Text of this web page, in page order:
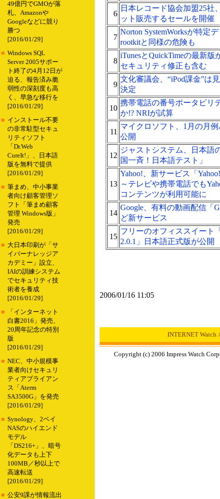
49億円でGMOが落
札、Amazonや
Googleなどに競り
勝つ
[2016/01/29]
■ Windows SQL
Server 2005サポー
ト終了の4月12日が
迫る、報告済み脆
弱性の深刻度も高
く、早急な移行を
[2016/01/29]
■ インストール不要
の非常駐型セキュ
リティソフト
「Dr.Web
CureIt!」、日本語
版を無料で提供
[2016/01/29]
■ 筆まめ、中小事業
者向け顧客管理ソ
フト「筆まめ顧客
管理 Windows版」
発売
[2016/01/29]
■ 大日本印刷が「サ
イバーナレッジア
カデミー」設立、
IAIの訓練システム
でセキュリティ技
術者を養成
[2016/01/29]
■
「インターネット
白書2016」発売、
20周年記念の特別
版
[2016/01/29]
■ NEC、中小規模事
業者向けセキュリ
ティアプライアン
ス「Aterm
SA3500G」を発売
[2016/01/29]
■ Synology、2ベイ
NASのハイエンド
モデル
「DS216+」、暗号
化データも上下
100MB／秒以上で
高速転送
[2016/01/29]
■ 公安9課が情報流出
6
日本レコード協会加盟25社
ット販売するセールを開催
7
Norton SystemWorksが特定
rootkitと同様の危険も
8
iTunesとQuickTimeの最新版
セキュリティ修正も含む
9
文化審議会、“iPod課金”は
決定
10
携帯電話の番号ポータビリ
か!? NRIが試算
11
マイクロソフト、1月の月
公開
12
ジャストシステム、日本語
国一斉！日本語テスト」
13
Yahoo!、新サービス「
～テレビや携帯電話でも
コンテンツが利用可能に
14
Google、有料の動画配信「
ど新サービス
15
フリーのオフィススイート
2.0.1」日本語正式版が公開
2006/01/16 11:05
INTERNET Watch
Copyright (c) 2006 Impress Watch